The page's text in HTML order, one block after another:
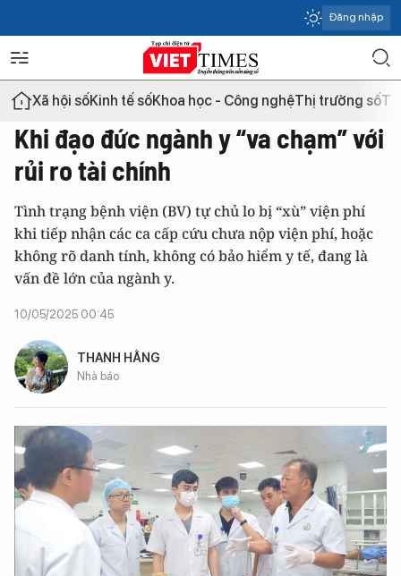
Đăng nhập
Xã hội sốKinh tế sốKhoa học - Công nghệThị trường số
Khi đạo đức ngành y “va chạm” với
rủi ro tài chính
Tình trạng bệnh viện (BV) tự chủ lo bị “xù” viện phí
khi tiếp nhận các ca cấp cứu chưa nộp viện phí, hoặc
không rõ danh tính, không có bảo hiểm y tế, đang là
vấn đề lớn của ngành y.
10/05/2025 00:45
THANH HẰNG
Nhà báo